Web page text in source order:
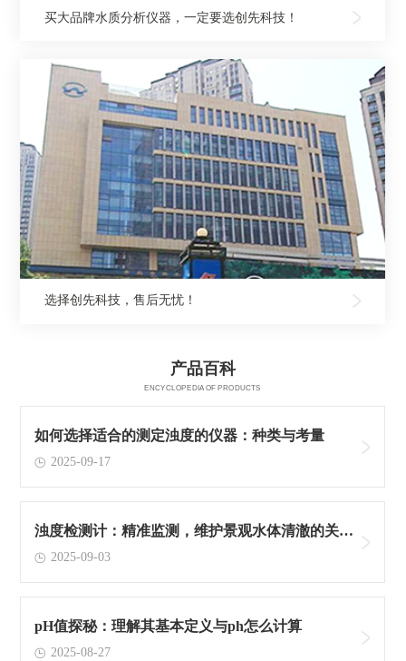
买大品牌水质分析仪器，一定要选创先科技！
选择创先科技，售后无忧！
产品百科
ENCYCLOPEDIA OF PRODUCTS
如何选择适合的测定浊度的仪器：种类与考量
2025-09-17
浊度检测计：精准监测，维护景观水体清澈的关键
工具2025-09-03
pH值探秘：理解其基本定义与ph怎么计算
2025-08-27